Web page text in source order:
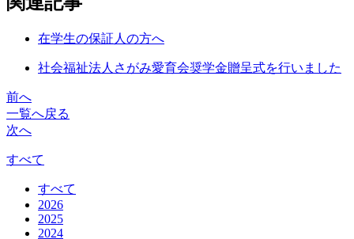
在学生の保証人の方へ
社会福祉法人さがみ愛育会奨学金贈呈式を行いました
前へ
一覧へ戻る
次へ
すべて
すべて
2026
2025
2024